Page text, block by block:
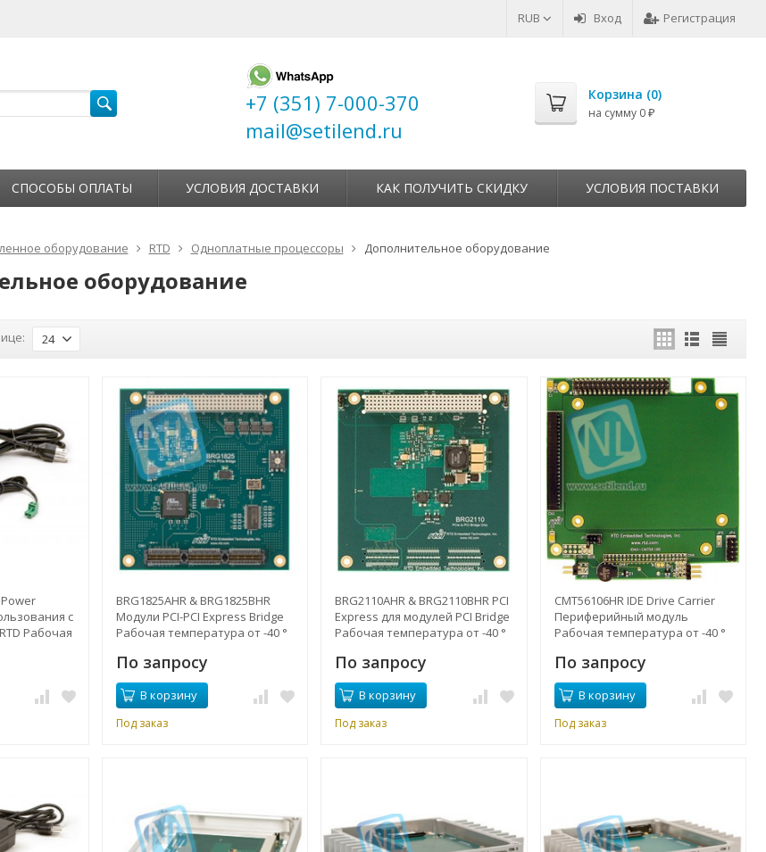
RUB Вход Регистрация
+7 (351) 7-000-370
mail@setilend.ru
Корзина (0)
на сумму 0 ₽
СПОСОБЫ ОПЛАТЫ УСЛОВИЯ ДОСТАВКИ КАК ПОЛУЧИТЬ СКИДКУ УСЛОВИЯ ПОСТАВКИ
оборудование RTD Одноплатные процессоры Дополнительное оборудование
оборудование
24
Power
с
Рабочая
BRG1825AHR & BRG1825BHR
Модули PCI-PCI Express Bridge
Рабочая температура от -40 °
По запросу
В корзину
Под заказ
BRG2110AHR & BRG2110BHR PCI
Express для модулей PCI Bridge
Рабочая температура от -40 °
По запросу
В корзину
Под заказ
CMT56106HR IDE Drive Carrier
Периферийный модуль
Рабочая температура от -40 °
По запросу
В корзину
Под заказ